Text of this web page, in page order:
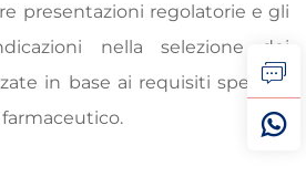
presentazioni regolatorie e gli
nella selezione dei
in base ai requisiti specifici